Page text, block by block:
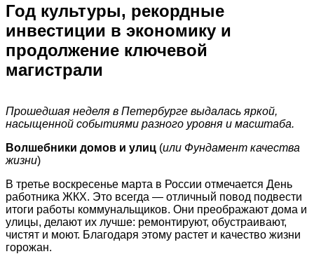
Год культуры, рекордные
инвестиции в экономику и
продолжение ключевой
магистрали
Прошедшая неделя в Петербурге выдалась яркой,
насыщенной событиями разного уровня и масштаба.
Волшебники домов и улиц (или Фундамент качества
жизни)
В третье воскресенье марта в России отмечается День
работника ЖКХ. Это всегда — отличный повод подвести
итоги работы коммунальщиков. Они преображают дома и
улицы, делают их лучше: ремонтируют, обустраивают,
чистят и моют. Благодаря этому растет и качество жизни
горожан.